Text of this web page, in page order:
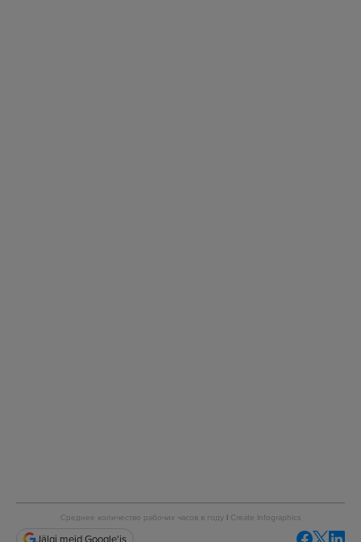
Среднее количество рабочих часов в годy| Create Infographics
Jälgi meid Google'is